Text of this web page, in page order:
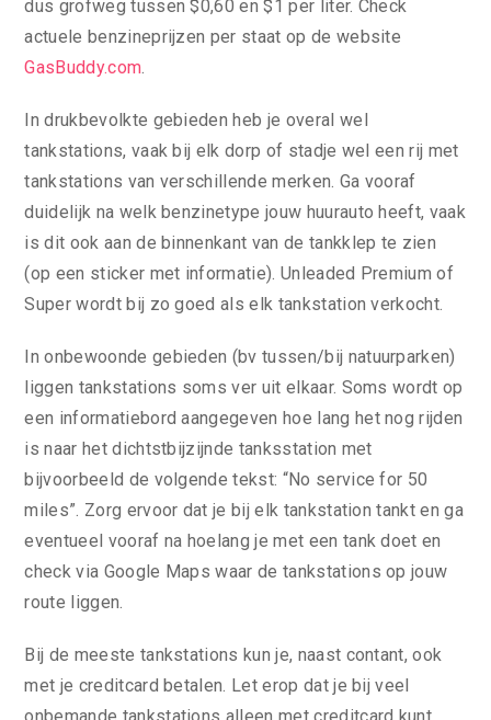
dus grofweg tussen $0,60 en $1 per liter. Check
actuele benzineprijzen per staat op de website
GasBuddy.com.
In drukbevolkte gebieden heb je overal wel
tankstations, vaak bij elk dorp of stadje wel een rij met
tankstations van verschillende merken. Ga vooraf
duidelijk na welk benzinetype jouw huurauto heeft, vaak
is dit ook aan de binnenkant van de tankklep te zien
(op een sticker met informatie). Unleaded Premium of
Super wordt bij zo goed als elk tankstation verkocht.
In onbewoonde gebieden (bv tussen/bij natuurparken)
liggen tankstations soms ver uit elkaar. Soms wordt op
een informatiebord aangegeven hoe lang het nog rijden
is naar het dichtstbijzijnde tanksstation met
bijvoorbeeld de volgende tekst: “No service for 50
miles”. Zorg ervoor dat je bij elk tankstation tankt en ga
eventueel vooraf na hoelang je met een tank doet en
check via Google Maps waar de tankstations op jouw
route liggen.
Bij de meeste tankstations kun je, naast contant, ook
met je creditcard betalen. Let erop dat je bij veel